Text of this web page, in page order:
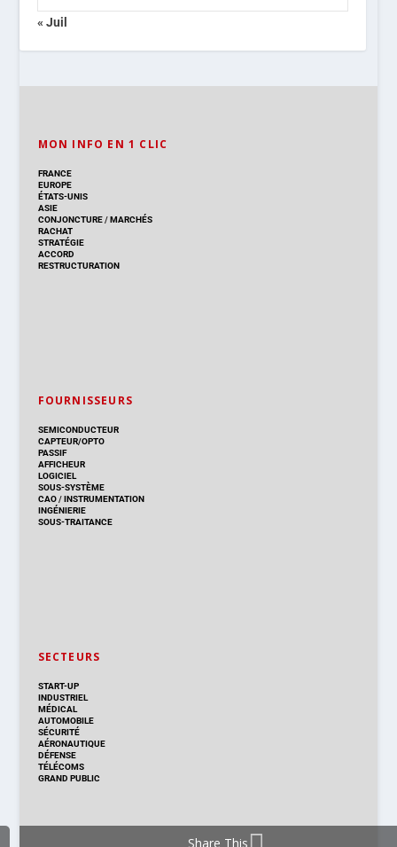
« Juil
MON INFO EN 1 CLIC
FRANCE
EUROPE
ÉTATS-UNIS
ASIE
CONJONCTURE/MARCHÉS
RACHAT
STRATÉGIE
ACCORD
RESTRUCTURATION
FOURNISSEURS
SEMICONDUCTEUR
CAPTEUR/OPTO
PASSIF
AFFICHEUR
LOGICIEL
SOUS-SYSTÈME
CAO/INSTRUMENTATION
INGÉNIERIE
SOUS-TRAITANCE
SECTEURS
START-UP
INDUSTRIEL
MÉDICAL
AUTOMOBILE
SÉCURITÉ
AÉRONAUTIQUE
DÉFENSE
TÉLÉCOMS
GRAND PUBLIC
Share This